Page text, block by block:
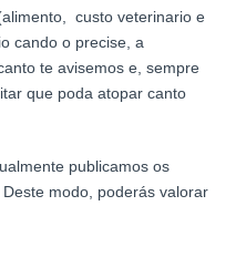
custo veterinario e
cando o precise, a
te avisemos e, sempre
que poda atopar canto
publicamos os
modo, poderás valorar